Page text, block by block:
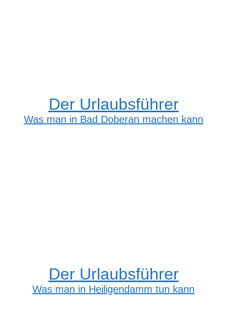
Der Urlaubsführer
Was man in Bad Doberan machen kann
Der Urlaubsführer
Was man in Heiligendamm tun kann